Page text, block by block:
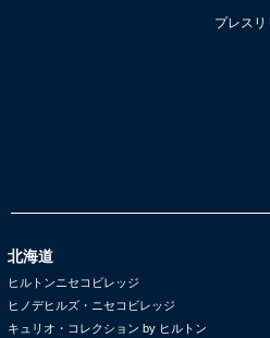
プレスリ
北海道
ヒルトンニセコビレッジ
ヒノデヒルズ・ニセコビレッジ
キュリオ・コレクション by ヒルトン